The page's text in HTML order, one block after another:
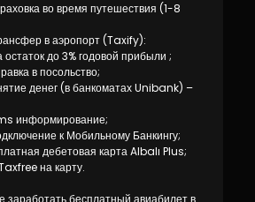
F.A.Q
во время путешествия (1-8
в аэропорт (Taxify):
до 3% годовой прибыли ;
в посольство;
денег (в банкоматах Unibank) –
информирование;
к Мобильному Банкингу;
дебетовая карта Albalı Plus;
на карту.